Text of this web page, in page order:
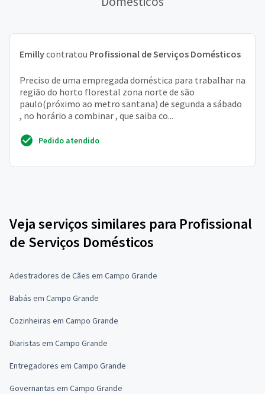
Emillycontratou Profissional de Serviços Domésticos
Preciso de uma empregada doméstica para trabalhar na
região do horto florestal zona norte de são
paulo(próximo ao metro santana) de segunda a sábado
, no horário a combinar , que saiba co...
Pedido atendido
Veja serviços similares para Profissional
de Serviços Domésticos
Adestradores de Cães em Campo Grande
Babás em Campo Grande
Cozinheiras em Campo Grande
Diaristas em Campo Grande
Entregadores em Campo Grande
Governantas em Campo Grande